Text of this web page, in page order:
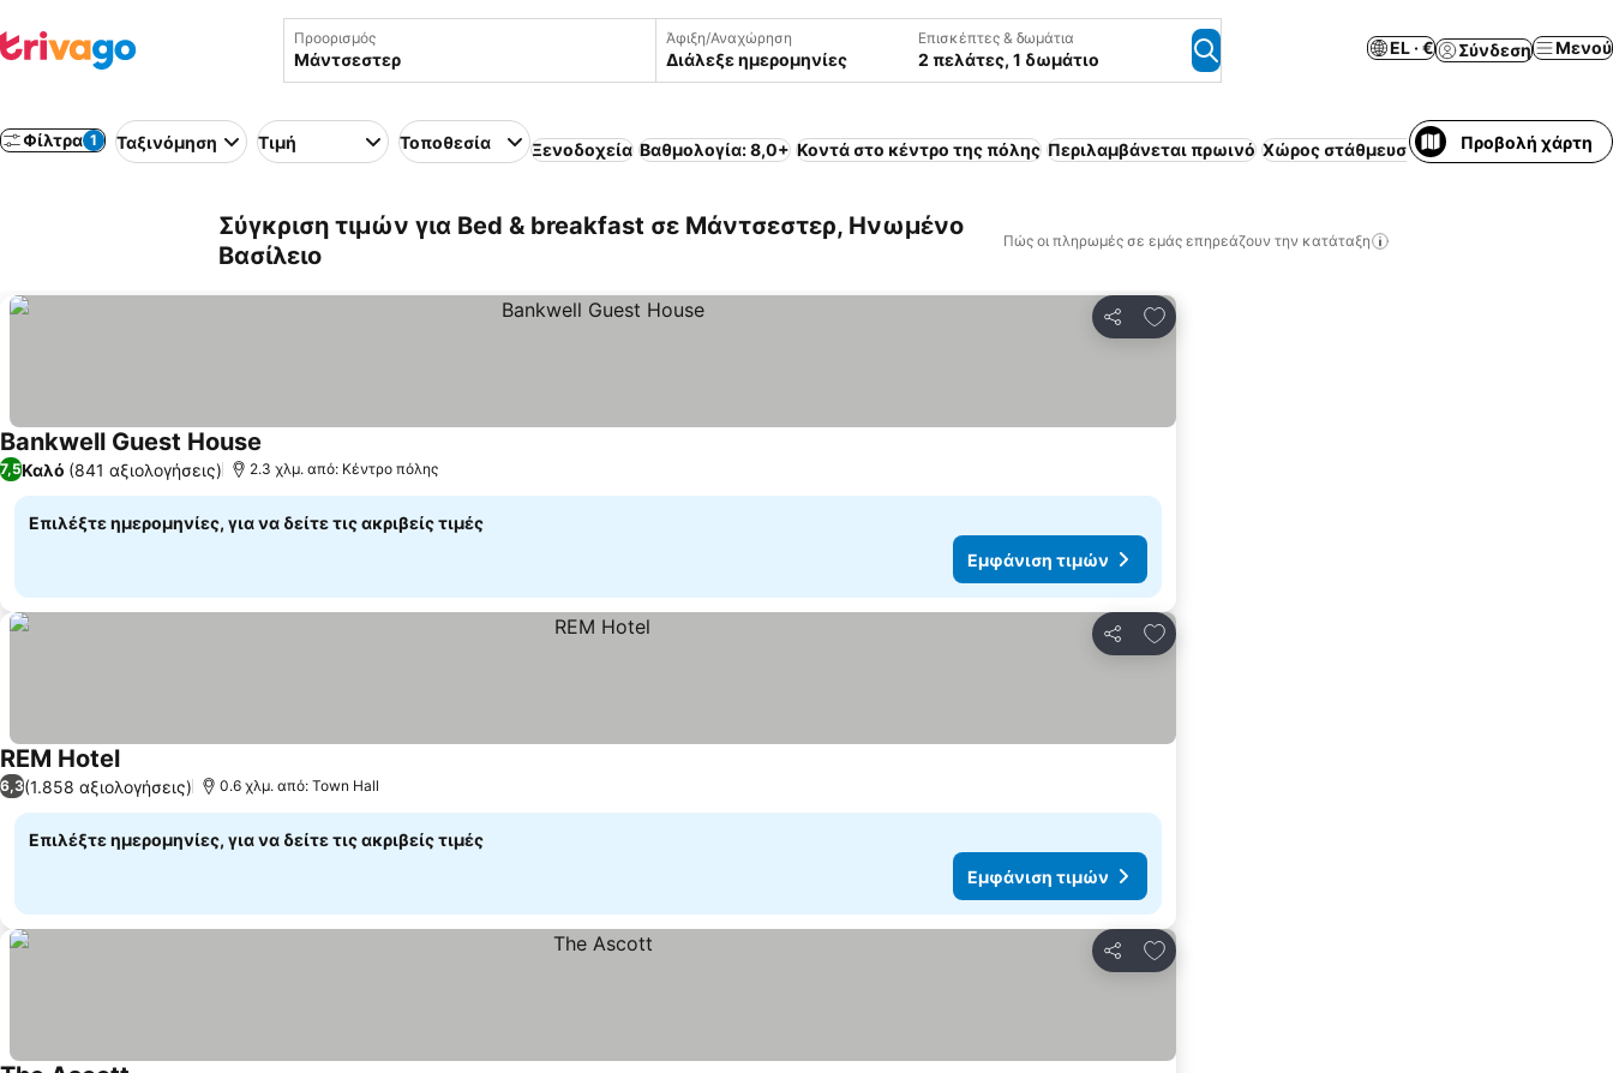
Προορισμός Άφιξη/Αναχώρηση
Διάλεξε ημερομηνίες
Επισκέπτες & δωμάτια
2 πελάτες, 1 δωμάτιο
EL · € Σύνδεση Μενού
Φίλτρα 1 Ταξινόμηση Τιμή Τοποθεσία Ξενοδοχεία Βαθμολογία: 8,0+ Κοντά στο κέντρο της πόλης Περιλαμβάνεται πρωινό Χώρος στάθμευσης Πισίνα Δωρεάν
Προβολή χάρτη
Σύγκριση τιμών για Bed & breakfast σε Μάντσεστερ, Ηνωμένο
Βασίλειο
Πώς οι πληρωμές σε εμάς επηρεάζουν την κατάταξη
Κοινοποίηση
Προσθήκη στα αγαπημένα
Bankwell Guest House
7,5Καλό (841 αξιολογήσεις) 2.3 χλμ. από: Κέντρο πόλης
Επιλέξτε ημερομηνίες, για να δείτε τις ακριβείς τιμές
Εμφάνιση τιμών
Κοινοποίηση
Προσθήκη στα αγαπημένα
REM Hotel
6,3(1.858 αξιολογήσεις) 0.6 χλμ. από: Town Hall
Επιλέξτε ημερομηνίες, για να δείτε τις ακριβείς τιμές
Εμφάνιση τιμών
Κοινοποίηση
Προσθήκη στα αγαπημένα